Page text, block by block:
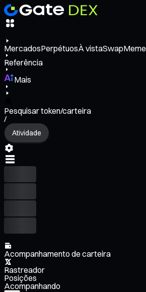
MercadosPerpétuosÀ vistaSwapMeme
Referência
Mais
Pesquisar token/carteira
/
Atividade
Acompanhamento de carteira
Rastreador
Posições
Acompanhando